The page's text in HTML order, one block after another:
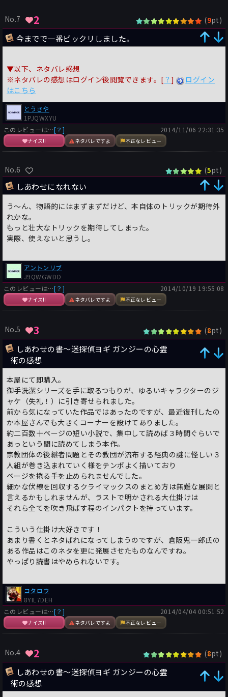
No.7 2 (9pt)
今までで一番ビックリしました。
▼以下、ネタバレ感想
※ネタバレの感想はログイン後閲覧できます。[ ？ ]
ログイン
はこちら
とうさや
1PJQWXYU
このレビューは…[？]
ナイス!! ネタバレですよ 不正なレビュー
2014/11/06 22:31:35
No.6 (5pt)
しあわせになれない
う～ん、物語的にはまずまずだけど、本自体のトリックが期待外
れかな。
もっと壮大なトリックを期待してしまった。
実際、使えないと思うし。
アントンリブ
J9QWGWDO
このレビューは…[？]
ナイス!! ネタバレですよ 不正なレビュー
2014/10/19 19:55:08
No.5 3 (8pt)
しあわせの書〜迷探偵ヨギ ガンジーの心霊
術の感想
本屋にて即購入。
御手洗潔シリーズを手に取るつもりが、ゆるいキャラクターのジ
ャケ（失礼！）に引き寄せられました。
前から気になっていた作品ではあったのですが、最近復刊したの
か本屋さんでも大きくコーナーを設けてありました。
約二百数十ページの短い小説で、集中して読めば３時間ぐらいで
あっという間に読めてしまう本作。
宗教団体の後継者問題とその教団が流布する経典の謎に怪しい３
人組が巻き込まれていく様をテンポよく描いており
ページを捲る手を止められませんでした。
細かな伏線を回収するクライマックスのまとめ方は無難な展開と
言えるかもしれませんが、ラストで明かされる大仕掛けは
それら全てを吹き飛ばす程のインパクトを持っています。
こういう仕掛け大好きです！
あまり書くとネタばれになってしまうのですが、倉阪鬼一郎氏の
ある作品はこのネタを更に発展させたものなんですね。
やっぱり読書はやめられないです。
コタロウ
8YIL7DEH
このレビューは…[？]
ナイス!! ネタバレですよ 不正なレビュー
2014/04/04 00:51:52
No.4 2 (8pt)
しあわせの書〜迷探偵ヨギ ガンジーの心霊
術の感想